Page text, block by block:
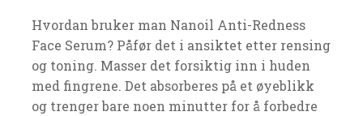
Hvordan bruker man Nanoil Anti-Redness
Face Serum? Påfør det i ansiktet etter rensing
og toning. Masser det forsiktig inn i huden
med fingrene. Det absorberes på et øyeblikk
og trenger bare noen minutter for å forbedre